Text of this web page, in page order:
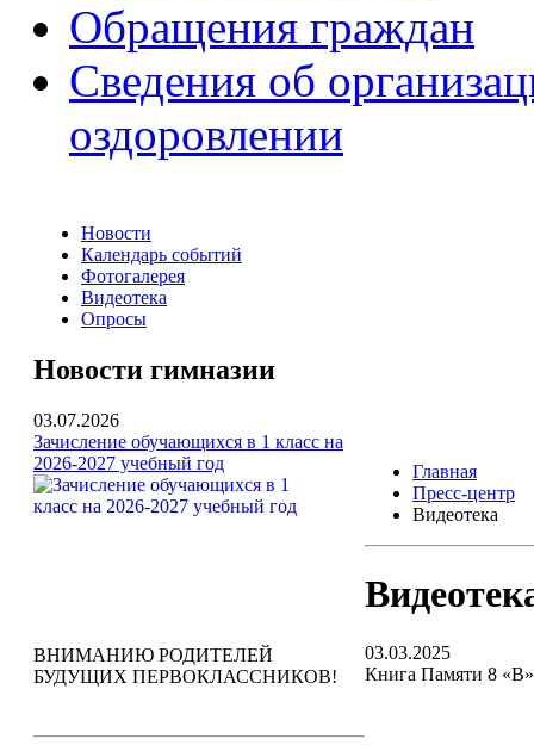
Обращения граждан
Сведения об
оздоровлении
Новости
Календарь событий
Фотогалерея
Видеотека
Опросы
Новости гимназии
03.07.2026
Зачисление обучающихся в 1 класс на
2026-2027 учебный год
ВНИМАНИЮ РОДИТЕЛЕЙ
БУДУЩИХ ПЕРВОКЛАССНИКОВ!
Главная
Пресс-центр
Видеотека
03.03.2025
Книга Памяти 8 «В»